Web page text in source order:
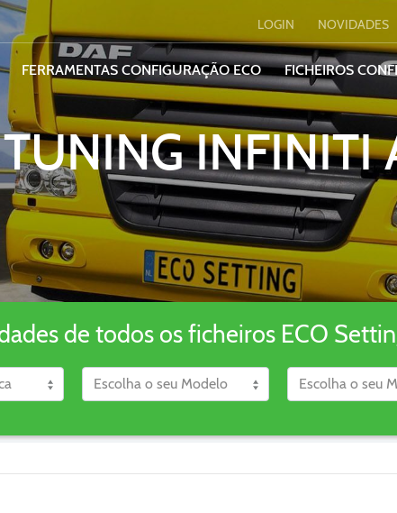
LOGIN NOVIDADES
FERRAMENTAS CONFIGURAÇÃO ECO FICHEIROS
INFINITI
de todos os ficheiros ECO